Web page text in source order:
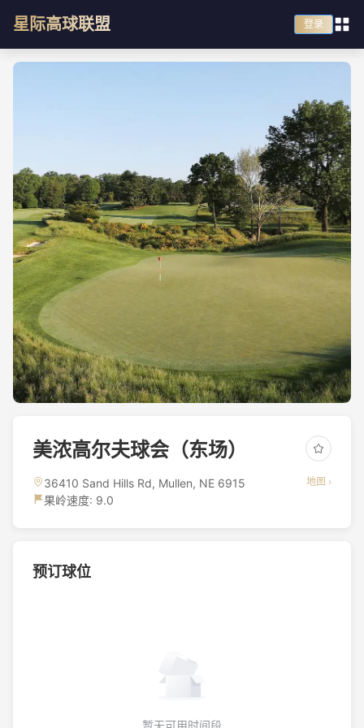
星际高球联盟 登录
美浓高尔夫球会（东场）
36410 Sand Hills Rd, Mullen, NE 6915 地图 ›
果岭速度: 9.0
预订球位